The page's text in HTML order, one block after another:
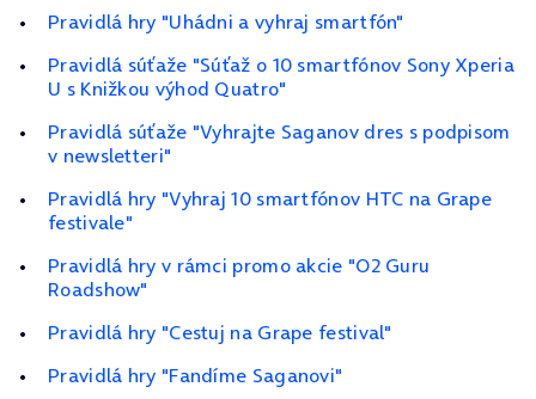
Pravidlá hry "Uhádni a vyhraj smartfón"
Pravidlá súťaže "Súťaž o 10 smartfónov Sony Xperia
U s Knižkou výhod Quatro"
Pravidlá súťaže "Vyhrajte Saganov dres s podpisom
v newsletteri"
Pravidlá hry "Vyhraj 10 smartfónov HTC na Grape
festivale"
Pravidlá hry v rámci promo akcie "O2 Guru
Roadshow"
Pravidlá hry "Cestuj na Grape festival"
Pravidlá hry "Fandíme Saganovi"